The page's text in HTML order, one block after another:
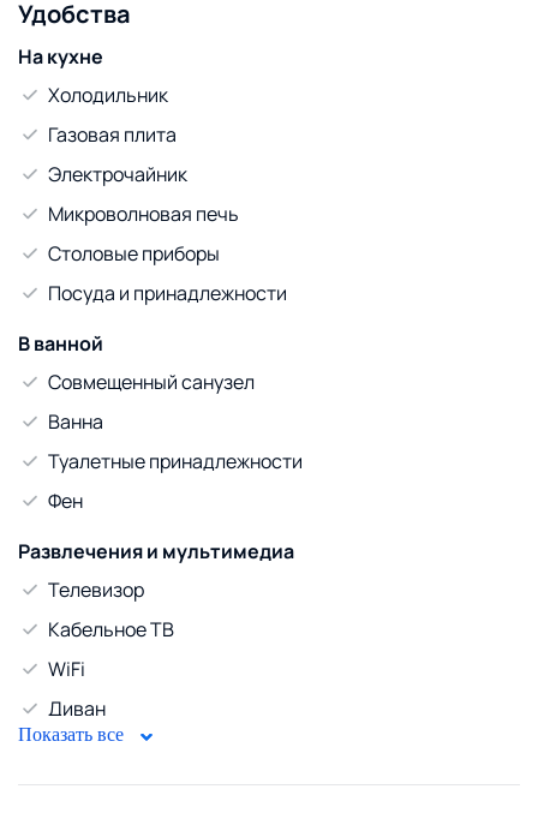
Удобства
На кухне
Холодильник
Газовая плита
Электрочайник
Микроволновая печь
Столовые приборы
Посуда и принадлежности
В ванной
Совмещенный санузел
Ванна
Туалетные принадлежности
Фен
Развлечения и мультимедиа
Телевизор
Кабельное ТВ
WiFi
Диван
Показать все